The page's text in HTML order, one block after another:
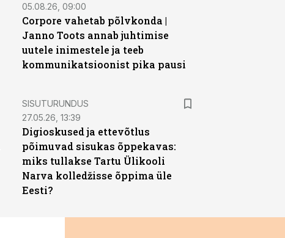
05.08.26, 09:00
Corpore vahetab põlvkonda |
Janno Toots annab juhtimise
uutele inimestele ja teeb
kommunikatsioonist pika pausi
ST
SISUTURUNDUS
27.05.26, 13:39
Digioskused ja ettevõtlus
põimuvad sisukas õppekavas:
miks tullakse Tartu Ülikooli
Narva kolledžisse õppima üle
Eesti?